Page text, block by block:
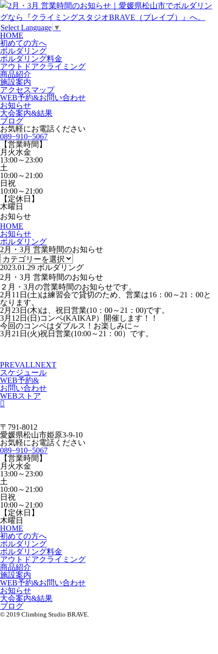
Select Language ▼
HOME
初めての方へ
ボルダリング
ボルダリング料金
アウトドアクライミング
商品紹介
施設案内
アクセスマップ
WEB予約&お問い合わせ
お知らせ
大会案内&結果
ブログ
お気軽にお電話ください
089−910−5067
【営業時間】
月火水金
13:00～23:00
土
10:00～21:00
日祝
10:00～21:00
【定休日】
木曜日
お知らせ
HOME
お知らせ
ボルダリング
2月・3月 営業時間のお知らせ
2023.01.29 ボルダリング
2月・3月 営業時間のお知らせ
２月・3月の営業時間のお知らせです。
2月11日(土)は練習会で貸切のため、営業は16：00～21：00と
なります。
2月23日(木)は、祝日営業(10：00～21：00)です。
3月12日(日)コンペ(KAIKAP）開催します！！
今回のコンペはダブルス！お楽しみに～
3月21日(火)祝日営業(10:00～21：00）です。
PREVALLNEXT
スケジュール
WEB予約&
お問い合わせ
WEBストア
〒791-8012
愛媛県松山市姫原3-9-10
お気軽にお電話ください
089−910−5067
【営業時間】
月火水金
13:00～23:00
土
10:00～21:00
日祝
10:00～21:00
【定休日】
木曜日
HOME
初めての方へ
ボルダリング
ボルダリング料金
アウトドアクライミング
商品紹介
施設案内
WEB予約&お問い合わせ
お知らせ
大会案内&結果
ブログ
© 2019 Climbing Studio BRAVE.